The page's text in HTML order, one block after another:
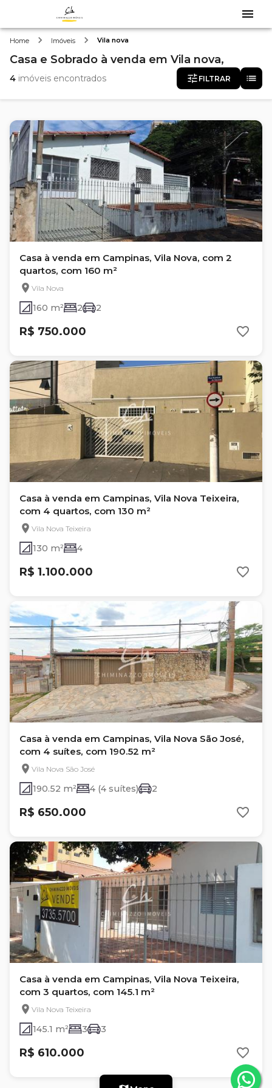
Home Imóveis Vila nova
Casa e Sobrado à venda em Vila nova,
4 imóveis encontrados FILTRAR
Casa à venda em Campinas, Vila Nova, com 2
quartos, com 160 m²
Vila Nova
160 m² 2 2
R$ 750.000
Casa à venda em Campinas, Vila Nova Teixeira,
com 4 quartos, com 130 m²
Vila Nova Teixeira
130 m² 4
R$ 1.100.000
Casa à venda em Campinas, Vila Nova São José,
com 4 suítes, com 190.52 m²
Vila Nova São José
190.52 m² 4 (4 suítes) 2
R$ 650.000
Casa à venda em Campinas, Vila Nova Teixeira,
com 3 quartos, com 145.1 m²
Vila Nova Teixeira
145.1 m² 3 3
R$ 610.000